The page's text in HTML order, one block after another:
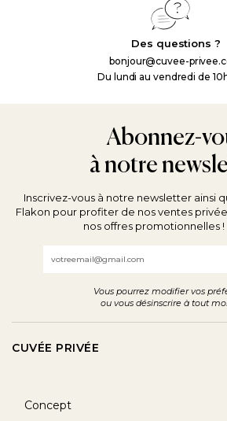
Des questions ?
bonjour@cuvee-
Du lundi au vendredi de
Abonnez-
à notre
Inscrivez-vous à notre newsletter ainsi
Flakon pour profiter de nos ventes
nos offres promotionnelles !
Email
Vous pourrez modifier vos
ou vous désinscrire à tout
CUVÉE PRIVÉE
Concept